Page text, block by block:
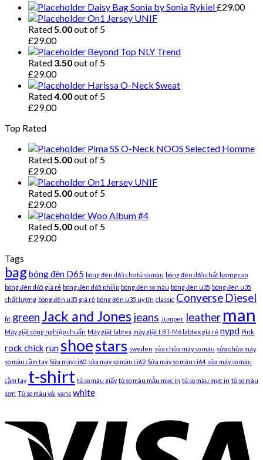
Daisy Bag Sonia by Sonia Rykiel£29.00
On1 Jersey UNIF
Rated 5.00out of 5
£29.00
Beyond Top NLY Trend
Rated 3.50out of 5
£29.00
Harissa O-Neck Sweat
Rated4.00out of 5
£29.00
Top Rated
Pima SS O-Neck NOOS Selected Homme
Rated 5.00out of 5
£29.00
On1 Jersey UNIF
Rated 5.00out of 5
£29.00
Woo Album #4
Rated 5.00out of 5
£29.00
Tags
bag bóng đèn D65 bóng đèn d65 cho tủ so màu bóng đèn d65 chất lượng cao
bóng đèn d65 giá rẻ bóng đèn d65 philip bóng đèn so màu bóng đèn u35 bóng đèn u35
chất lượng bóng đèn u35 giá rẻ bóng đèn u35 uy tín classic Converse Diesel
fit greenJack and Jonesjeans Jumper leather man
Máy giặt công nghiệp chuẩn Máy giặt labtex máy giặt LBT-M6 labtex giá rẻ nypd Pink
rock chick runshoestars sweden sửa chữa máy so màu sửa chữa máy
so màu cầm tay Sửa máy ci60 sửa máy so màu ci62 Sửa máy so màu ci64 sửa máy so màu
cầm tay t-shirt tủ so màu giấy tủ so màu mẫu mực in tủ so màu mực in tủ so màu
sơn Tủ so màu vải vans white